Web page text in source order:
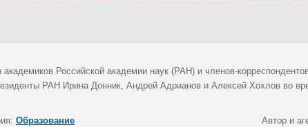
академиков Российской академии наук (РАН) и членов-
РАН Ирина Донник, Андрей Адрианов и Алексей Хохлов во
Образование Автор и